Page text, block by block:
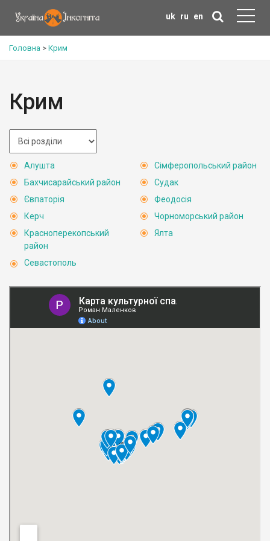
uk ru en
Головна > Крим
Крим
Алушта
Бахчисарайський район
Євпаторія
Керч
Красноперекопський
район
Севастополь
Сімферопольський район
Судак
Феодосія
Чорноморський район
Ялта